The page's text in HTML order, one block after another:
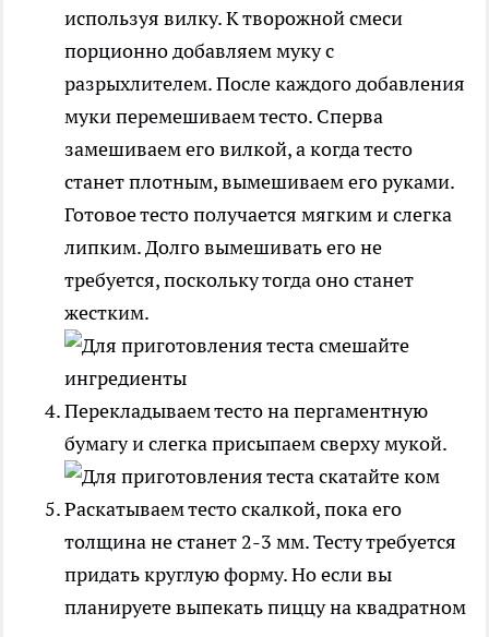
используя вилку. К творожной смеси
порционно добавляем муку с
разрыхлителем. После каждого добавления
муки перемешиваем тесто. Сперва
замешиваем его вилкой, а когда тесто
станет плотным, вымешиваем его руками.
Готовое тесто получается мягким и слегка
липким. Долго вымешивать его не
требуется, поскольку тогда оно станет
жестким.
Перекладываем тесто на пергаментную
бумагу и слегка присыпаем сверху мукой.
Раскатываем тесто скалкой, пока его
толщина не станет 2-3 мм. Тесту требуется
придать круглую форму. Но если вы
планируете выпекать пиццу на квадратном